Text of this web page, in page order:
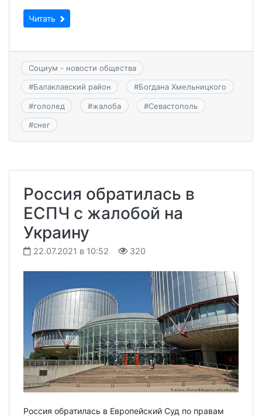
Читать
Социум - новости общества
#Балаклавский район #Богдана Хмельницкого
#гололед #жалоба #Севастополь
#снег
Россия обратилась в
ЕСПЧ с жалобой на
Украину
22.07.2021 в 10:52 320
Россия обратилась в Европейский Суд по правам